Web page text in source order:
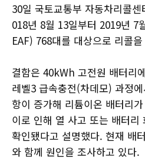
30일 국토교통부 자동차리콜
018년 8월 13일부터 2019년 7
EAF) 768대를 대상으로 리콜
결함은 40kWh 고전원 배터리
레벨3 급속충전(차데모) 과정
항이 증가해 리튬이온 배터리
이로 인해 열 사고 또는 배터리
확인됐다고 설명했다. 현재 배
와 함께 원인을 조사하고 있다.